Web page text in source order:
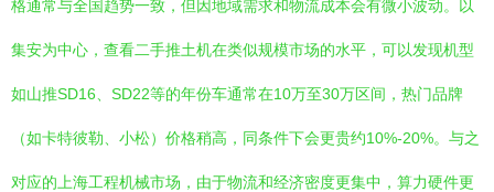
格通常与全国趋势一致，但因地域需求和物流成本会有微小波动。以
集安为中心，查看二手推土机在类似规模市场的水平，可以发现机型
如山推SD16、SD22等的年份车通常在10万至30万区间，热门品牌
（如卡特彼勒、小松）价格稍高，同条件下会更贵约10%-20%。与之
对应的上海工程机械市场，由于物流和经济密度更集中，算力硬件更